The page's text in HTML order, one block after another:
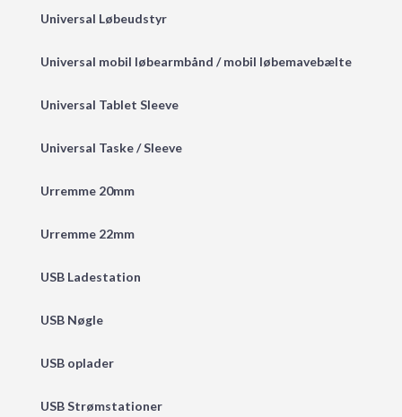
Universal Løbeudstyr
Universal mobil løbearmbånd / mobil løbemavebælte
Universal Tablet Sleeve
Universal Taske / Sleeve
Urremme 20mm
Urremme 22mm
USB Ladestation
USB Nøgle
USB oplader
USB Strømstationer